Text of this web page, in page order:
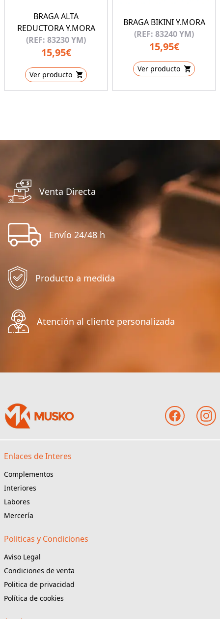
BRAGA ALTA
REDUCTORA Y.MORA
(REF: 83230 YM)
15,95€
Ver producto
BRAGA BIKINI Y.MORA
(REF: 83240 YM)
15,95€
Ver producto
Venta Directa
Envío 24/48 h
Producto a medida
Atención al cliente personalizada
Enlaces de Interes
Complementos
Interiores
Labores
Mercería
Politicas y Condiciones
Aviso Legal
Condiciones de venta
Politica de privacidad
Política de cookies